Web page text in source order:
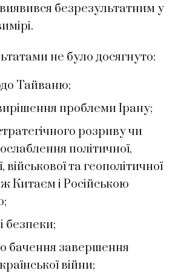
безрезультатним у
не було досягнуто:
Тайваню;
проблеми Ірану;
розриву чи
політичної,
військової та геополітичної
Китаєм і Російською
безпеки;
бачення завершення
війни;